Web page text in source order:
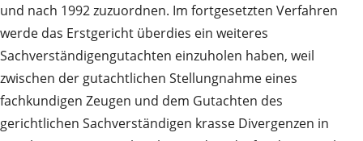
und nach 1992 zuzuordnen. Im fortgesetzten Verfahren
werde das Erstgericht überdies ein weiteres
Sachverständigengutachten einzuholen haben, weil
zwischen der gutachtlichen Stellungnahme eines
fachkundigen Zeugen und dem Gutachten des
gerichtlichen Sachverständigen krasse Divergenzen in